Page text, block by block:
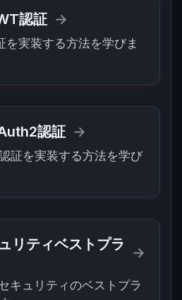
認証
を実装する方法を学びま
認証
認証を実装する方法を学び
リティベストプラ
キュリティのベストプラ